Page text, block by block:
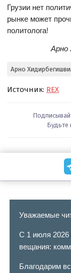
Грузии нет
рынке может
политолога!
Арно
Арно
Источник: REX
Будьте
Уважаемые
С 1 июля 2026
вещания:
Благодарим